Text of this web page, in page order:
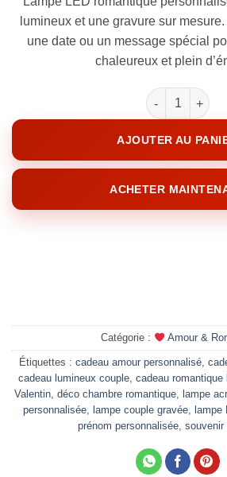
$64.00.
lumineux et une gravure sur
une date ou un message spécial
chaleureux et plein
quantité de
AJOUTER AU
ACHETER
Catégorie : Amour &
Étiquettes : cadeau amour personnalisé,
cadeau lumineux couple, cadeau romantique
Valentin, déco chambre romantique, lampe
personnalisée, lampe couple gravée, lampe
prénom personnalisée, souvenir